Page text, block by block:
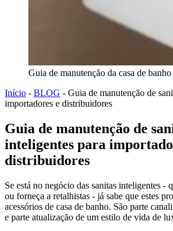
Guia de manutenção da casa de
Início - BLOG - Guia de manutenção de
importadores e distribuidores
Guia de manutenção de
inteligentes para
distribuidores
Se está no negócio das sanitas inteligentes -
ou forneça a retalhistas - já sabe que estes
acessórios de casa de banho. São parte
e parte atualização de um estilo de vida de